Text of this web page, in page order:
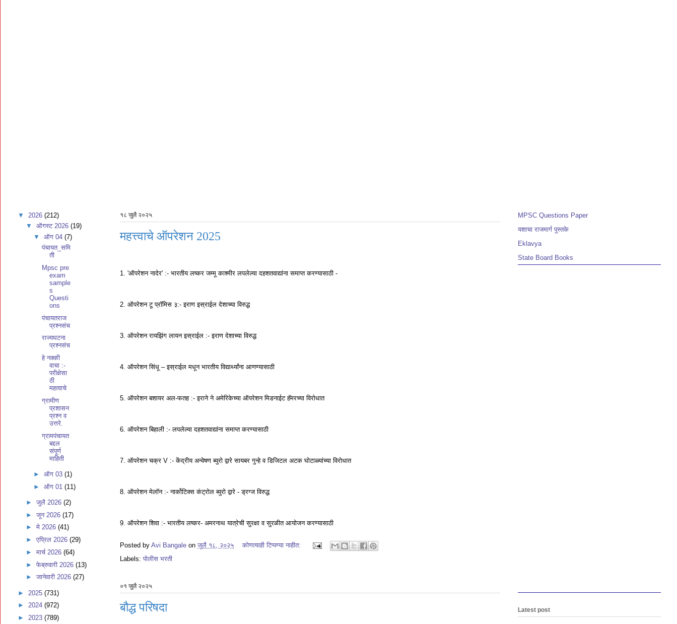
१८ जुलै २०२५
महत्त्वाचे ऑपरेशन 2025
1. 'ऑपरेशन नादेर' :- भारतीय लष्कर जम्मू काश्मीर लपलेल्या दहशतवाद्यांना समाप्त करण्यासाठी -
2. ऑपरेशन टू प्रॉमिस ३:- इराण इस्राईल देशाच्या विरुद्ध
3. ऑपरेशन रायझिंग लायन इस्राईल :- इराण देशाच्या विरुद्ध
4. ऑपरेशन सिंधू – इस्राईल मधून भारतीय विद्यार्थ्यांना आणण्यासाठी
5. ऑपरेशन बशायर अल-फतह :- इराने ने अमेरिकेच्या ऑपरेशन मिडनाईट हॅमरच्या विरोधात
6. ऑपरेशन बिहाली :- लपलेल्या दहशतवाद्यांना समाप्त करण्यासाठी
7. ऑपरेशन चक्र V :- केंद्रीय अन्वेषण ब्युरो द्वारे सायबर गुन्हे व डिजिटल अटक घोटाळ्यांच्या विरोधात
8. ऑपरेशन मेलॉन :- नार्कोटिक्स कंट्रोल ब्युरो द्वारे - ड्रग्ज विरुद्ध
9. ऑपरेशन शिवा :- भारतीय लष्कर- अमरनाथ यात्रेची सुरक्षा व सुरळीत आयोजन करण्यासाठी
Posted by Avi Bangale on जुलै १८, २०२५
कोणत्याही टिप्पण्‍या नाहीत:
Labels: पोलीस भरती
०१ जुलै २०२५
बौद्ध परिषदा
▼ 2026 (212)
▼ ऑगस्ट 2026 (19)
▼ऑग 04(7)
पंचायत_समि
ती
Mpsc pre
exam
sample
s
Questi
ons
पंचायतराज
प्रश्नसंच
राज्यघटना
प्रश्नसंच
हे नक्की
वाचा :-
परीक्षेसा
ठी
महत्वाचे
ग्रामीण
प्रशासन
प्रश्न व
उत्तरे.
ग्रामपंचायत
बद्दल
संपूर्ण
माहिती
►ऑग 03(1)
►ऑग 01(11)
► जुलै 2026 (2)
► जून 2026 (17)
► मे 2026 (41)
► एप्रिल 2026 (29)
► मार्च 2026 (64)
► फेब्रुवारी 2026 (13)
► जानेवारी 2026 (27)
► 2025 (731)
► 2024 (972)
► 2023 (789)
MPSC Questions Paper
यशाचा राजमार्ग पुस्तके
Eklavya
State Board Books
Latest post